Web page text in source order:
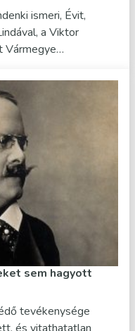
ismeri, Évit,
a Viktor
Vármegye…
sem hagyott
tevékenysége